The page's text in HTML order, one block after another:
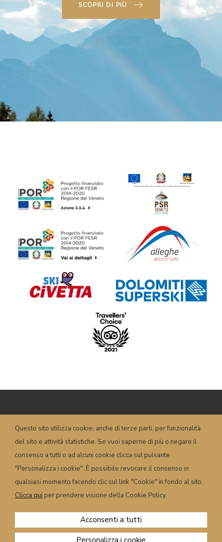
SCOPRI DI PIÙ
00658350251 – Piazza Dogliani, 19 – 32022
info@hotelposta.com
Condizioni e termini
–
Powered by
Questo sito utilizza cookie, anche di terze parti, per funzionalità
del sito e attività statistiche. Se vuoi saperne di più o negare il
consenso a tutti o ad alcuni cookie clicca sul pulsante
"Personalizza i cookie". È possibile revocare il consenso in
qualsiasi momento facendo clic sul link "Cookie" in fondo al sito.
Clicca qui per prendere visione della Cookie Policy.
Personalizza i cookie
Acconsenti a tutti